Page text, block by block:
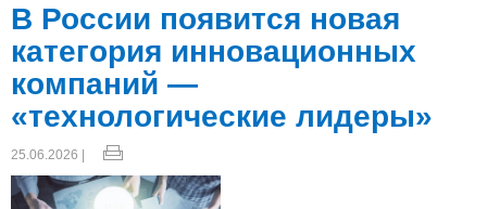
В России появится новая
категория инновационных
компаний —
«технологические лидеры»
25.06.2026 |